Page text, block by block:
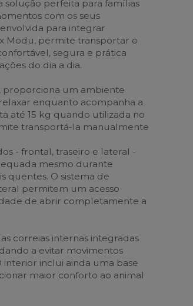
solução perfeita para famílias
com os seus
para integrar
Modu, permite transportar o
segura e prática
do dia a dia.
proporciona um ambiente
enquanto acompanha a
até 15 kg quando utilizada no
transportá-la manualmente
- frontal, traseiro e lateral -
mesmo durante
quentes. O sistema de
permitem um acesso
de abrir completamente a
correias internas integradas
a evitar movimentos
inclui ainda uma base
maior conforto ao animal